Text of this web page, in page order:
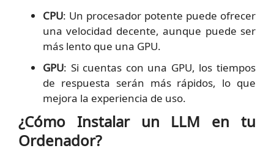
CPU: Un procesador potente puede ofrecer
una velocidad decente, aunque puede ser
más lento que una GPU.
GPU: Si cuentas con una GPU, los tiempos
de respuesta serán más rápidos, lo que
mejora la experiencia de uso.
¿Cómo Instalar un LLM en tu
Ordenador?